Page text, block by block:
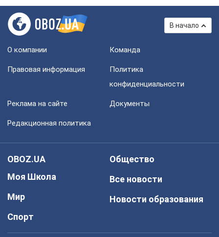
В начало
О компании Команда
Правовая информация
Политика
конфиденциальности
Реклама на сайте Документы
Редакционная политика
OBOZ.UA
Моя Школа
Мир
Спорт
Общество
Все новости
Новости образования